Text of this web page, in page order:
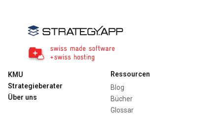
KMU
Strategieberater
Über uns
Ressourcen
Blog
Bücher
Glossar